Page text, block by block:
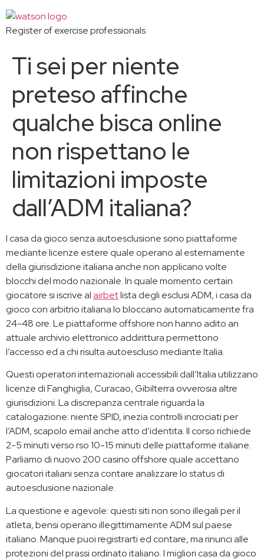
Register of exercise professionals
Ti sei per niente
preteso affinche
qualche bisca online
non rispettano le
limitazioni imposte
dall’ADM italiana?
I casa da gioco senza autoesclusione sono piattaforme
mediante licenze estere quale operano al esternamente
della giurisdizione italiana anche non applicano volte
blocchi del modo nazionale. In quale momento certain
giocatore si iscrive alairbetlista degli esclusi ADM, i casa da
gioco con arbitrio italiana lo bloccano automaticamente fra
24-48 ore. Le piattaforme offshore non hanno adito an
attuale archivio elettronico addirittura permettono
l’accesso ed a chi risulta autoescluso mediante Italia.
Questi operatori internazionali accessibili dall’Italia utilizzano
licenze di Fanghiglia, Curacao, Gibilterra ovverosia altre
giurisdizioni. La discrepanza centrale riguarda la
catalogazione: niente SPID, inezia controlli incrociati per
l’ADM, scapolo email anche atto d’identita. Il corso richiede
2-5 minuti verso rso 10-15 minuti delle piattaforme italiane.
Parliamo di nuovo 200 casino offshore quale accettano
giocatori italiani senza contare analizzare lo status di
autoesclusione nazionale.
La questione e agevole: questi siti non sono illegali per il
atleta, bensi operano illegittimamente ADM sul paese
italiano. Manque puoi registrarti ed contare, ma rinunci alle
protezioni del prassi ordinato italiano. I migliori casa da gioco